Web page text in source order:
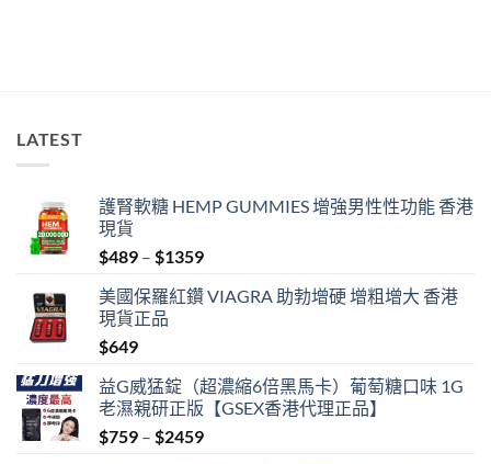
南〉
LATEST
護腎軟糖 HEMP GUMMIES 增強男性性功能 香港
現貨
$489 – $1359Price
$489
美國保羅紅鑽 VIAGRA 助勃增硬 增粗增大 香港
現貨正品
$649
益G威猛錠（超濃縮6倍黑馬卡）葡萄糖口味 1G
老濕親研正版【GSEX香港代理正品】
$759 – $2459Price